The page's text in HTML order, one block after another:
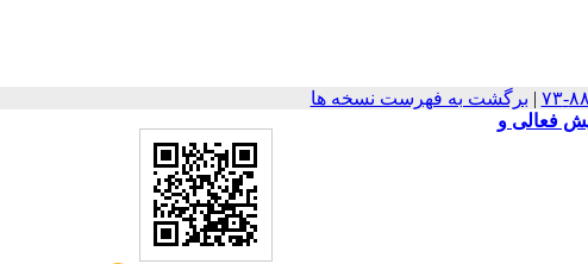
| برگشت به فهرست نسخه ها
فعالی و